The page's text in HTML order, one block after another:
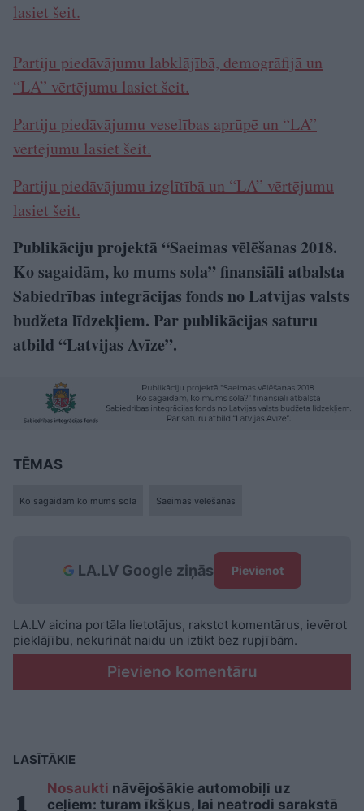
lasiet šeit.
Partiju piedāvājumu labklājībā, demogrāfijā un
“LA” vērtējumu lasiet šeit.
Partiju piedāvājumu veselības aprūpē un “LA”
vērtējumu lasiet šeit.
Partiju piedāvājumu izglītībā un “LA” vērtējumu
lasiet šeit.
Publikāciju projektā “Saeimas vēlēšanas 2018.
Ko sagaidām, ko mums sola” finansiāli atbalsta
Sabiedrības integrācijas fonds no Latvijas valsts
budžeta līdzekļiem. Par publikācijas saturu
atbild “Latvijas Avīze”.
TĒMAS
Ko sagaidām ko mums sola Saeimas vēlēšanas
LA.LV Google ziņās Pievienot
LA.LV aicina portāla lietotājus, rakstot komentārus, ievērot
pieklājību, nekurināt naidu un iztikt bez rupjībām.
Pievieno komentāru
LASĪTĀKIE
Nosaukti nāvējošākie automobiļi uz
ceļiem: turam īkšķus, lai neatrodi sarakstā